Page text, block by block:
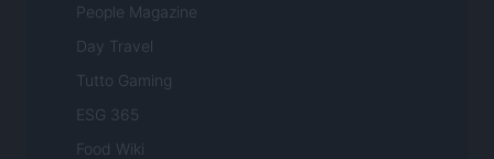
People Magazine
Day Travel
Tutto Gaming
ESG 365
Food Wiki